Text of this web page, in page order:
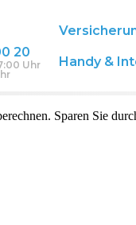
20
Uhr
Handy &
Sparen Sie